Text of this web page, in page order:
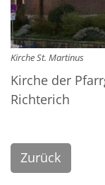
Kirche St. Martinus
Kirche der
Richterich
Zurück